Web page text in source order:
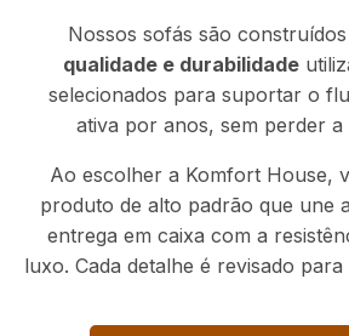
Nossos sofás são
qualidade e durabilidade
selecionados para suportar o
ativa por anos, sem perder a
Ao escolher a Komfort House,
produto de alto padrão que une
entrega em caixa com a
luxo. Cada detalhe é revisado